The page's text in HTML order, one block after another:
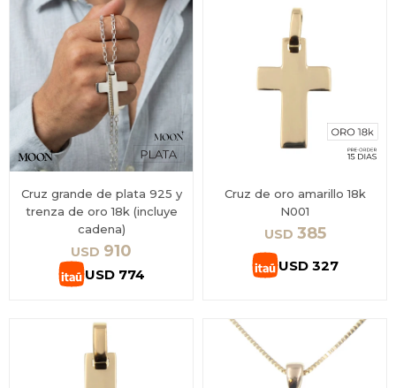
Cruz grande de plata 925 y
trenza de oro 18k (incluye
cadena)
USD 910
USD 774
Cruz de oro amarillo 18k
N001
USD 385
USD 327